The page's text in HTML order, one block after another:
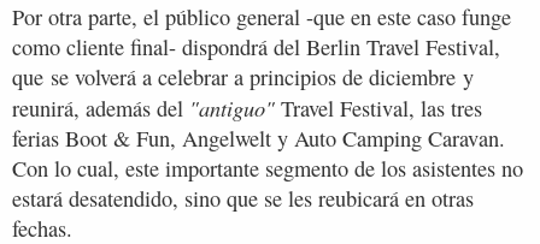
Por otra parte, el público general -que en este caso funge
como cliente final- dispondrá del Berlin Travel Festival,
que se volverá a celebrar a principios de diciembre y
reunirá, además del "antiguo" Travel Festival, las tres
ferias Boot & Fun, Angelwelt y Auto Camping Caravan.
Con lo cual, este importante segmento de los asistentes no
estará desatendido, sino que se les reubicará en otras
fechas.